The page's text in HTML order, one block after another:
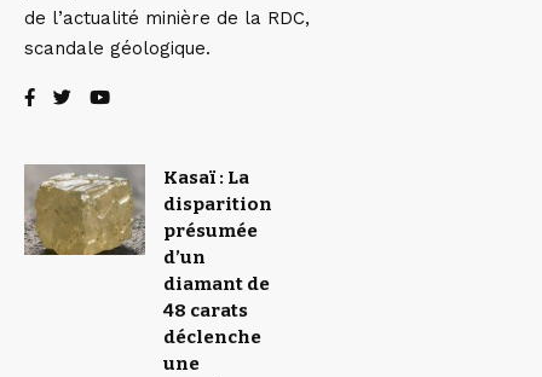
de l’actualité minière de la RDC,
scandale géologique.
Kasaï : La
disparition
présumée
d’un
diamant de
48 carats
déclenche
une